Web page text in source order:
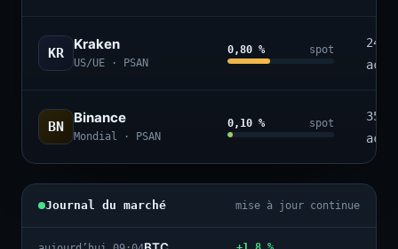
KR
Kraken
US/UE · PSAN
0,80 % spot
240+
BN
Binance
Mondial · PSAN
0,10 % spot
350+
Journal du marché mise à jour continue